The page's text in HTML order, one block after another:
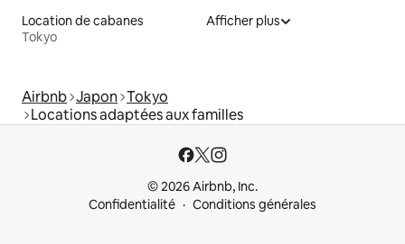
Location de cabanes
Tokyo
Afficher plus
Airbnb Japon Tokyo
Locations adaptées aux familles
© 2026 Airbnb, Inc.
Confidentialité
Conditions générales